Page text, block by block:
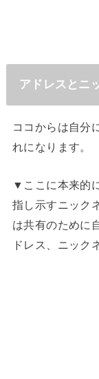
アドレスとニ
ココからは自分
れになります。
▼ここに本来的
指し示すニック
は共有のために
ドレス、ニック